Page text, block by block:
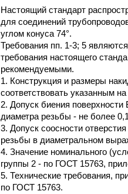
Настоящий стандарт
для соединений
углом кону­са 74°.
Требования пп. 1-3; 5
требования настоящего
рекомендуемыми.
1. Конструкция и размеры
соответствовать указанным
2. Допуск биения поверхности
диаметра резьбы - не более
3. Допуск соосности
резьбы в диаметральном
4. Значение номинального
группы 2 - по ГОСТ 15763,
5. Технические требования,
по ГОСТ 15763.